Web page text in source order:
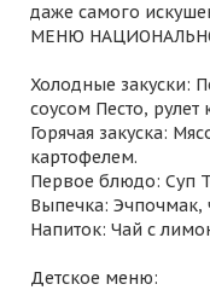
даже самого
МЕНЮ
Холодные закуски:
соусом Песто,
Горячая закуска:
картофелем.
Первое блюдо: Суп
Выпечка: Эчпочмак,
Напиток: Чай с
Детское меню: